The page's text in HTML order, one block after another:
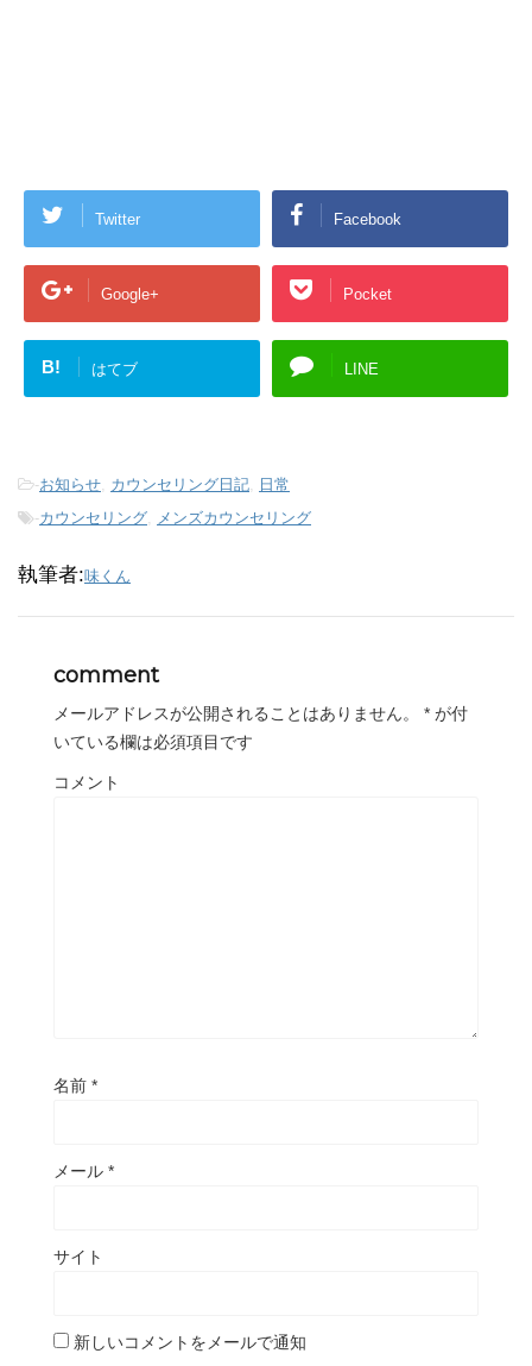
Twitter Facebook
Google+ Pocket
B! はてブ LINE
-お知らせ, カウンセリング日記, 日常
-カウンセリング, メンズカウンセリング
執筆者:味くん
comment
メールアドレスが公開されることはありません。 * が付
いている欄は必須項目です
コメント
名前 *
メール *
サイト
新しいコメントをメールで通知